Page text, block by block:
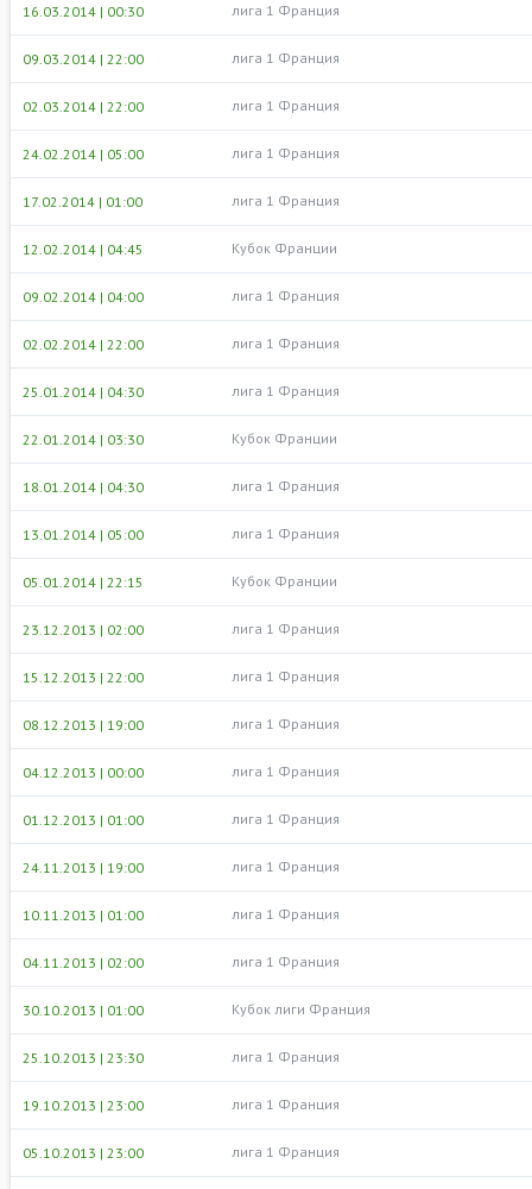
16.03.2014 | 00:30 лига 1 Франция
09.03.2014 | 22:00 лига 1 Франция
02.03.2014 | 22:00 лига 1 Франция
24.02.2014 | 05:00 лига 1 Франция
17.02.2014 | 01:00 лига 1 Франция
12.02.2014 | 04:45 Кубок Франции
09.02.2014 | 04:00 лига 1 Франция
02.02.2014 | 22:00 лига 1 Франция
25.01.2014 | 04:30 лига 1 Франция
22.01.2014 | 03:30 Кубок Франции
18.01.2014 | 04:30 лига 1 Франция
13.01.2014 | 05:00 лига 1 Франция
05.01.2014 | 22:15 Кубок Франции
23.12.2013 | 02:00 лига 1 Франция
15.12.2013 | 22:00 лига 1 Франция
08.12.2013 | 19:00 лига 1 Франция
04.12.2013 | 00:00 лига 1 Франция
01.12.2013 | 01:00 лига 1 Франция
24.11.2013 | 19:00 лига 1 Франция
10.11.2013 | 01:00 лига 1 Франция
04.11.2013 | 02:00 лига 1 Франция
30.10.2013 | 01:00 Кубок лиги Франция
25.10.2013 | 23:30 лига 1 Франция
19.10.2013 | 23:00 лига 1 Франция
05.10.2013 | 23:00 лига 1 Франция